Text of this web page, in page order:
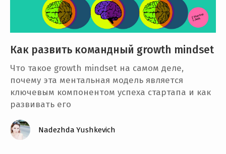
Как развить командный growth mindset
Что такое growth mindset на самом деле,
почему эта ментальная модель является
ключевым компонентом успеха стартапа и как
развивать его
Nadezhda Yushkevich